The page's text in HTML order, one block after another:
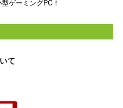
ゲーミングPC！
て